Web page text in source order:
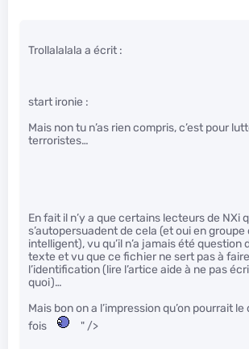
Trollalalala a écrit :
start ironie :
Mais non tu n’as rien compris, c’est pour
terroristes…
En fait il n’y a que certains lecteurs de NXi
s’autopersuadent de cela (et oui en
intelligent), vu qu’il n’a jamais été question
texte et vu que ce fichier ne sert pas à
l’identification (lire l’artice aide à ne pas
quoi)…
Mais bon on a l’impression qu’on pourrait
fois
" />